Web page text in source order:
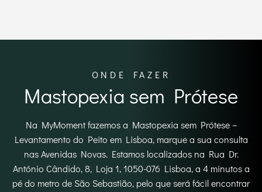
ONDE FAZER
Mastopexia sem Prótese
Na MyMoment fazemos a Mastopexia sem Prótese –
Levantamento do Peito em Lisboa, marque a sua consulta
nas Avenidas Novas. Estamos localizados na Rua Dr.
António Cândido, 8, Loja 1, 1050-076 Lisboa, a 4 minutos a
pé do metro de São Sebastião, pelo que será fácil encontrar